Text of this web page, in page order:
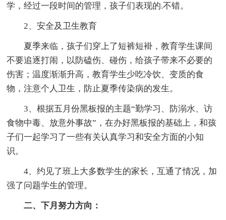
学，经过一段时间的管理，孩子们表现的.不错。
2、安全及卫生教育
夏季来临，孩子们穿上了短裤短褂，教育学生课间
不要追逐打闹，以防磕伤、碰伤，给孩子带来不必要的
伤害；温度渐渐升高，教育学生少吃冷饮、变质的食
物，注意个人卫生，防止夏季传染病的发生。
3、根据五月份黑板报的主题“勤学习、防溺水、访
食物中毒、放意外事故”，在办好黑板报的基础上，和孩
子们一起学习了一些有关认真学习和安全方面的小知
识。
4、约见了班上大多数学生的家长，互通了情况，加
强了问题学生的管理。
二、下月努力方向：